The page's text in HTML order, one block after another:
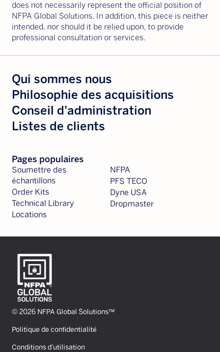
does not necessarily represent the official position of
NFPA Global Solutions. In addition, this piece is neither
intended, nor should it be relied upon, to provide
professional consultation or services.
Qui sommes nous
Philosophie des acquisitions
Conseil d'administration
Listes de clients
Pages populaires
Soumettre des
échantillons
Order Kits
Technical Library
Locations
NFPA
PFS TECO
Dyne USA
Dropmaster
© 2026 NFPA Global Solutions™
Politique de confidentialité
Conditions d'utilisation